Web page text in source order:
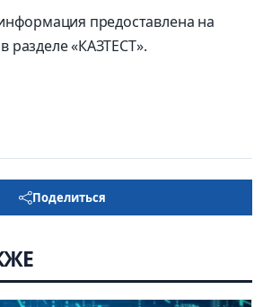
предоставлена на
разделе «КАЗТЕСТ».
Поделиться